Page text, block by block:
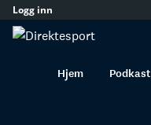
Logg inn
Hjem Podkast